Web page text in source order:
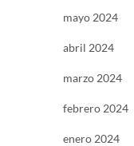
mayo 2024
abril 2024
marzo 2024
febrero 2024
enero 2024